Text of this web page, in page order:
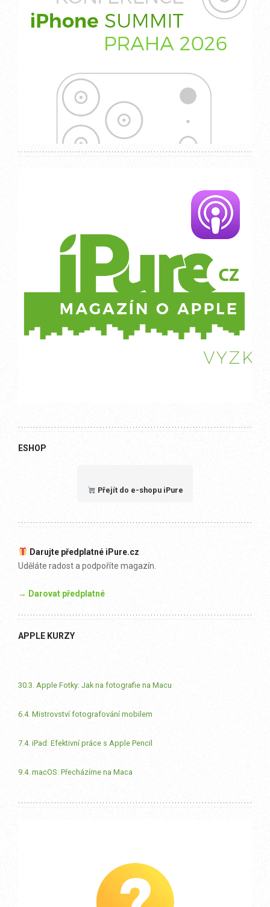
ESHOP
Přejít do e-shopu iPure
Darujte předplatné iPure.cz
Uděláte radost a podpoříte magazín.
→ Darovat předplatné
APPLE KURZY
30.3. Apple Fotky: Jak na fotografie na Macu
6.4. Mistrovství fotografování mobilem
7.4. iPad: Efektivní práce s Apple Pencil
9.4. macOS: Přecházíme na Maca